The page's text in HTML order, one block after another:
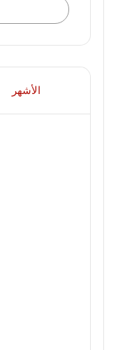
الأشهر